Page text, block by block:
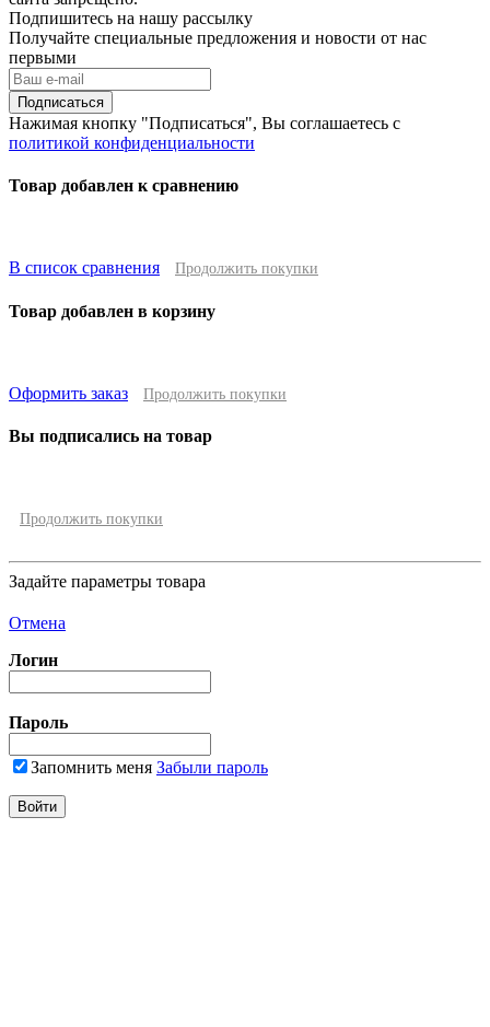
Подпишитесь на нашу рассылку
Получайте специальные предложения и новости от нас
первыми
Подписаться
Нажимая кнопку "Подписаться", Вы соглашаетесь с
политикой конфиденциальности
Товар добавлен к сравнению
В список сравнения Продолжить покупки
Товар добавлен в корзину
Оформить заказ Продолжить покупки
Вы подписались на товар
Продолжить покупки
Задайте параметры товара
Отмена
Логин
Пароль
Запомнить меня Забыли пароль